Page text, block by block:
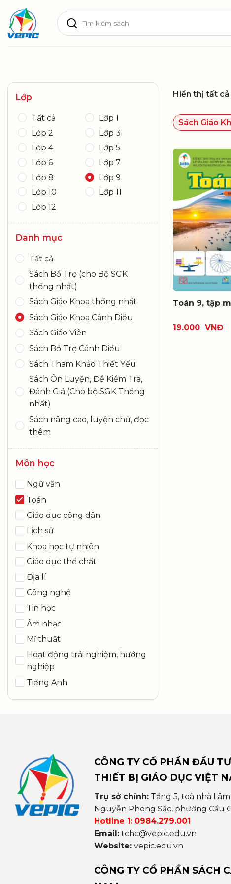
content
Tìm
kiếm:
Lớp
Tất cả
Lớp 1
Lớp 2
Lớp 3
Lớp 4
Lớp 5
Lớp 6
Lớp 7
Lớp 8
Lớp 9
Lớp 10
Lớp 11
Lớp 12
Danh mục
Tất cả
Sách Bổ Trợ (cho Bộ SGK
thống nhất)
Sách Giáo Khoa thống nhất
Sách Giáo Khoa Cánh Diều
Sách Giáo Viên
Sách Bổ Trợ Cánh Diều
Sách Tham Khảo Thiết Yếu
Sách Ôn Luyện, Đề Kiểm Tra,
Đánh Giá (Cho bộ SGK Thống
nhất)
Sách nâng cao, luyện chữ, đọc
thêm
Môn học
Ngữ văn
Toán
Giáo dục công dân
Lịch sử
Khoa học tự nhiên
Giáo dục thể chất
Địa lí
Công nghệ
Tin học
Âm nhạc
Mĩ thuật
Hoạt động trải nghiệm, hướng
nghiệp
Tiếng Anh
Hiển thị tất
Sách Giáo
Toán 9, tập
19.000 VNĐ
CÔNG TY CỔ PHẦN ĐẦU
THIẾT BỊ GIÁO DỤC VIỆT
Trụ sở chính:Tầng 5, toà nhà Lâm
Nguyễn Phong Sắc, phường Cầu
Hotline 1: 0984.279.001
Email: tchc@vepic.edu.vn
Website: vepic.edu.vn
CÔNG TY CỔ PHẦN SÁCH